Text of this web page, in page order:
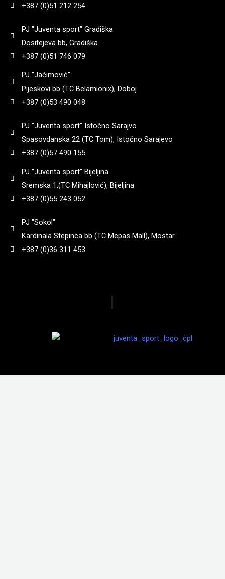
+387 (0)51 212 254
PJ "Juventa sport" Gradiška
Dositejeva bb, Gradiška
+387 (0)51 746 079
PJ "Jaćimović"
Pijeskovi bb (TC Belamionix), Doboj
+387 (0)53 490 048
PJ "Juventa sport" Istočno Sarajvo
Spasovdanska 22 (TC Tom), Istočno Sarajevo
+387 (0)57 490 155
PJ "Juventa sport" Bijeljina
Sremska 1,(TC Mihajlović), Bijeljina
+387 (0)55 243 052
PJ "Sokol"
Kardinala Stepinca bb (TC Mepas Mall), Mostar
+387 (0)36 311 453
|